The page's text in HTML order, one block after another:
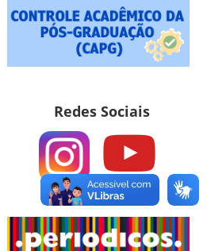
Redes Sociais